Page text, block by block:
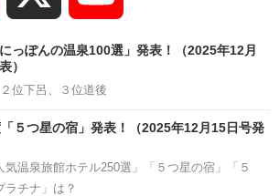
Channel
っぽんの温泉100選」発表！（2025年12月
）
位下呂、３位道後
５つ星の宿」発表！（2025年12月15日号発
気温泉旅館ホテル250選」「５つ星の宿」「５
ラチナ」は？